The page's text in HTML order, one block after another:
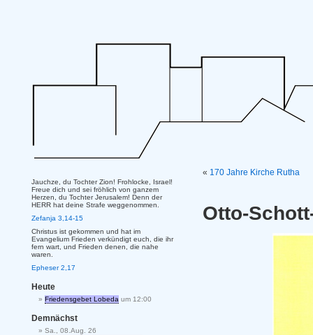
« 170 Jahre Kirche Rutha
Otto-
Jauchze, du Tochter Zion! Frohlocke, Israel!
Freue dich und sei fröhlich von ganzem
Herzen, du Tochter Jerusalem! Denn der
HERR hat deine Strafe weggenommen.
Zefanja 3,14-15
Christus ist gekommen und hat im
Evangelium Frieden verkündigt euch, die ihr
fern wart, und Frieden denen, die nahe
waren.
Epheser 2,17
Heute
Friedensgebet Lobeda um 12:00
Demnächst
Sa., 08.Aug. 26